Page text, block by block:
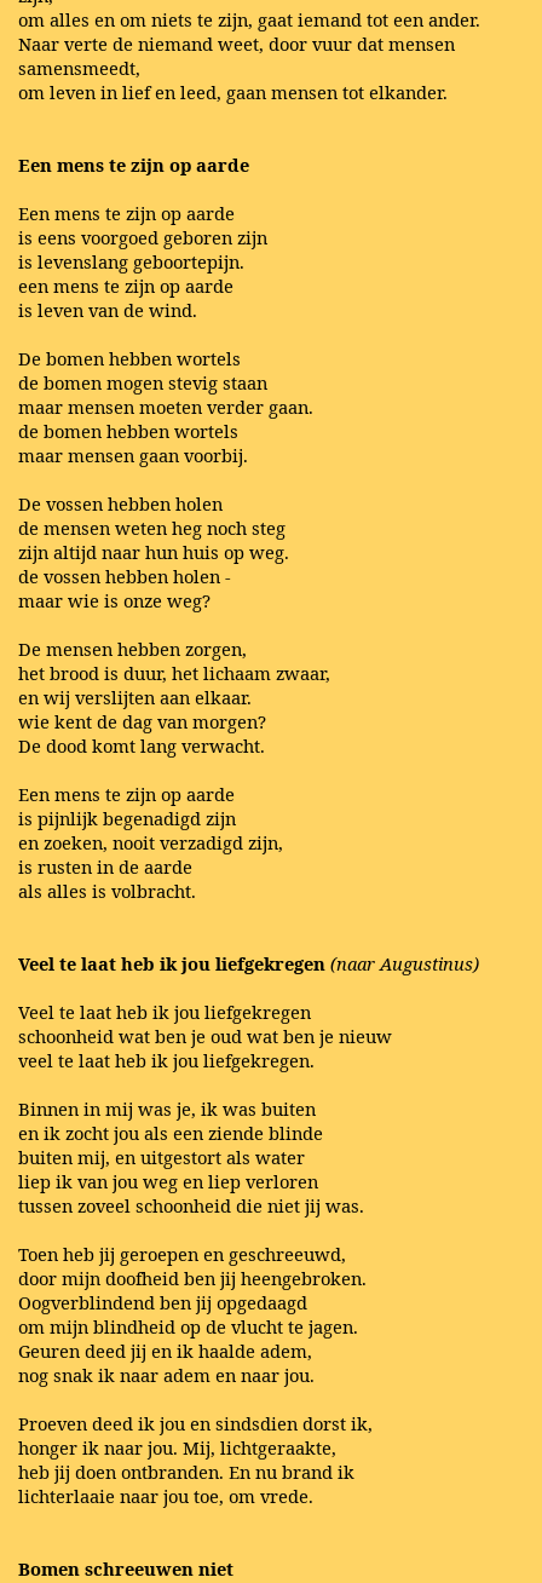
om alles en om niets te zijn, gaat iemand tot een ander.
Naar verte de niemand weet, door vuur dat mensen
samensmeedt,
om leven in lief en leed, gaan mensen tot elkander.
Een mens te zijn op aarde
Een mens te zijn op aarde
is eens voorgoed geboren zijn
is levenslang geboortepijn.
een mens te zijn op aarde
is leven van de wind.
De bomen hebben wortels
de bomen mogen stevig staan
maar mensen moeten verder gaan.
de bomen hebben wortels
maar mensen gaan voorbij.
De vossen hebben holen
de mensen weten heg noch steg
zijn altijd naar hun huis op weg.
de vossen hebben holen -
maar wie is onze weg?
De mensen hebben zorgen,
het brood is duur, het lichaam zwaar,
en wij verslijten aan elkaar.
wie kent de dag van morgen?
De dood komt lang verwacht.
Een mens te zijn op aarde
is pijnlijk begenadigd zijn
en zoeken, nooit verzadigd zijn,
is rusten in de aarde
als alles is volbracht.
Veel te laat heb ik jou liefgekregen (naar Augustinus)
Veel te laat heb ik jou liefgekregen
schoonheid wat ben je oud wat ben je nieuw
veel te laat heb ik jou liefgekregen.
Binnen in mij was je, ik was buiten
en ik zocht jou als een ziende blinde
buiten mij, en uitgestort als water
liep ik van jou weg en liep verloren
tussen zoveel schoonheid die niet jij was.
Toen heb jij geroepen en geschreeuwd,
door mijn doofheid ben jij heengebroken.
Oogverblindend ben jij opgedaagd
om mijn blindheid op de vlucht te jagen.
Geuren deed jij en ik haalde adem,
nog snak ik naar adem en naar jou.
Proeven deed ik jou en sindsdien dorst ik,
honger ik naar jou. Mij, lichtgeraakte,
heb jij doen ontbranden. En nu brand ik
lichterlaaie naar jou toe, om vrede.
Bomen schreeuwen niet